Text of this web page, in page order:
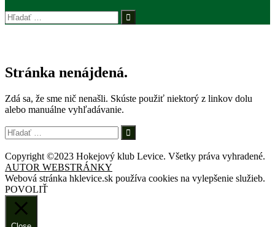
Hľadať:
Stránka nenájdená.
Zdá sa, že sme nič nenašli. Skúste použiť niektorý z linkov dolu
alebo manuálne vyhľadávanie.
Hľadať:
Copyright ©2023 Hokejový klub Levice. Všetky práva vyhradené.
AUTOR WEBSTRÁNKY
Webová stránka hklevice.sk používa cookies na vylepšenie služieb.
POVOLIŤ